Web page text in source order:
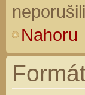
Nahoru